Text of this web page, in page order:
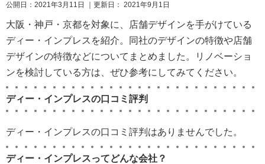
公開日： 2021年3月11日 ｜更新日： 2021年9月1日
大阪・神戸・京都を対象に、店舗デザインを手がけている
ディー・インプレスを紹介。同社のデザインの特徴や店舗
デザインの特徴などについてまとめました。リノベーショ
ンを検討している方は、ぜひ参考にしてみてください。
ディー・インプレスの口コミ評判
ディー・インプレスの口コミ評判はありませんでした。
ディー・インプレスってどんな会社？